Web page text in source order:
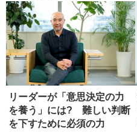
リーダーが「意思決定の力
を養う」には? 難しい判断
を下すために必須の力